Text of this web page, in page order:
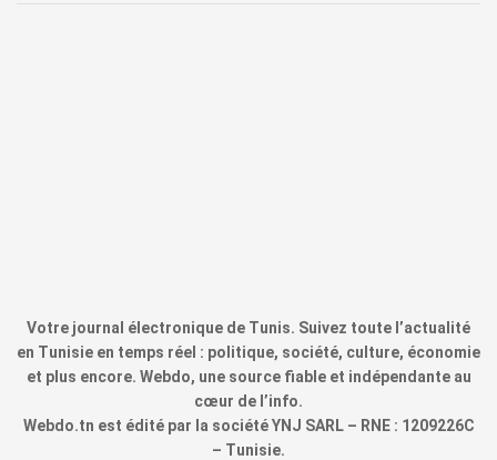
Votre journal électronique de Tunis. Suivez toute l’actualité
en Tunisie en temps réel : politique, société, culture, économie
et plus encore. Webdo, une source fiable et indépendante au
cœur de l’info.
Webdo.tn est édité par la société YNJ SARL – RNE : 1209226C
– Tunisie.